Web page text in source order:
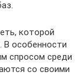
которой
В особенности
спросом среди
со своими